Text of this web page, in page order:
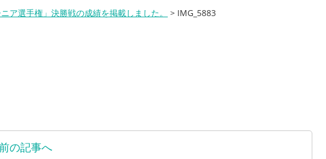
ア選手権」決勝戦の成績を掲載しました。 > IMG_5883
の記事へ